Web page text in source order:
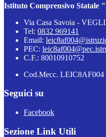
Istituto Comprensivo Statale
Via Casa Savoia -
Tel: 0832 969141
Email:
PEC:
C.F.: 80010910752
Cod.Mecc.
Seguici su
Facebook
Sezione Link Utili